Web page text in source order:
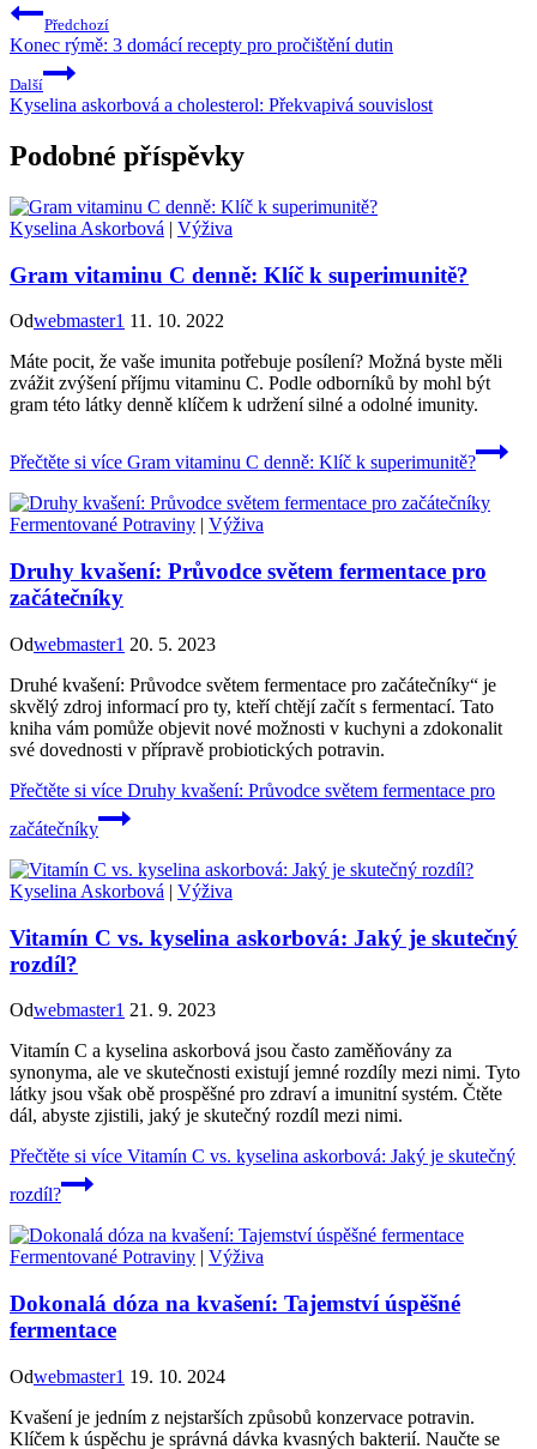
Předchozí
Konec rýmě: 3 domácí recepty pro pročištění dutin
Další
Kyselina askorbová a cholesterol: Překvapivá souvislost
Podobné příspěvky
Kyselina Askorbová | Výživa
Gram vitaminu C denně: Klíč k superimunitě?
Odwebmaster1 11. 10. 2022
Máte pocit, že vaše imunita potřebuje posílení? Možná byste měli
zvážit zvýšení příjmu vitaminu C. Podle odborníků by mohl být
gram této látky denně klíčem k udržení silné a odolné imunity.
Přečtěte si více Gram vitaminu C denně: Klíč k superimunitě?
Fermentované Potraviny | Výživa
Druhy kvašení: Průvodce světem fermentace pro
začátečníky
Odwebmaster1 20. 5. 2023
Druhé kvašení: Průvodce světem fermentace pro začátečníky“ je
skvělý zdroj informací pro ty, kteří chtějí začít s fermentací. Tato
kniha vám pomůže objevit nové možnosti v kuchyni a zdokonalit
své dovednosti v přípravě probiotických potravin.
Přečtěte si více Druhy kvašení: Průvodce světem fermentace pro
začátečníky
Kyselina Askorbová | Výživa
Vitamín C vs. kyselina askorbová: Jaký je skutečný
rozdíl?
Odwebmaster1 21. 9. 2023
Vitamín C a kyselina askorbová jsou často zaměňovány za
synonyma, ale ve skutečnosti existují jemné rozdíly mezi nimi. Tyto
látky jsou však obě prospěšné pro zdraví a imunitní systém. Čtěte
dál, abyste zjistili, jaký je skutečný rozdíl mezi nimi.
Přečtěte si více Vitamín C vs. kyselina askorbová: Jaký je skutečný
rozdíl?
Fermentované Potraviny | Výživa
Dokonalá dóza na kvašení: Tajemství úspěšné
fermentace
Odwebmaster1 19. 10. 2024
Kvašení je jedním z nejstarších způsobů konzervace potravin.
Klíčem k úspěchu je správná dávka kvasných bakterií. Naučte se